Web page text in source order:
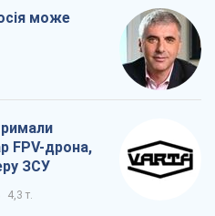
може
FPV-дрона,
ЗСУ
4,3 т.